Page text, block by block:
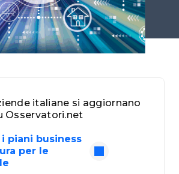
italiane si aggiornano
Osservatori.net
piani business
per le